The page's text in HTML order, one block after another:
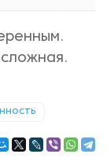
сложная.